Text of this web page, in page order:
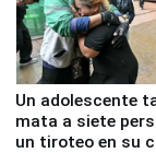
Un adolescente
mata a siete
un tiroteo en su